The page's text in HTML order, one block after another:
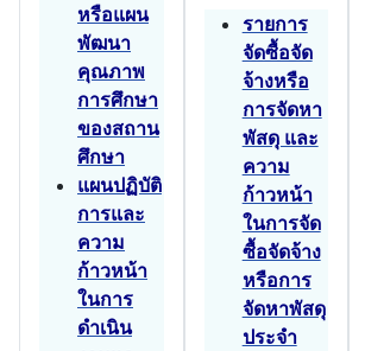
หรือแผน
พัฒนา
คุณภาพ
การศึกษา
ของสถาน
ศึกษา
แผนปฏิบัติ
การและ
ความ
ก้าวหน้า
ในการ
ดำเนิน
รายการ
จัดซื้อจัด
จ้างหรือ
การจัดหา
พัสดุ และ
ความ
ก้าวหน้า
ในการจัด
ซื้อจัดจ้าง
หรือการ
จัดหาพัสดุ
ประจำ